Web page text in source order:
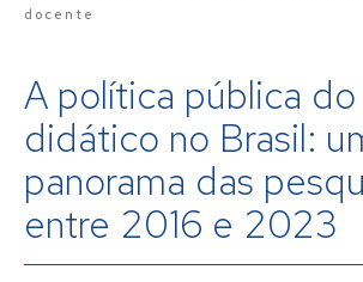
docente
A política pública
didático no Brasil:
panorama das
entre 2016 e 2023